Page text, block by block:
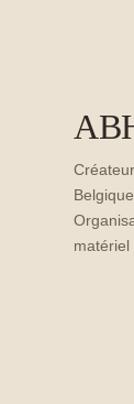
matériel